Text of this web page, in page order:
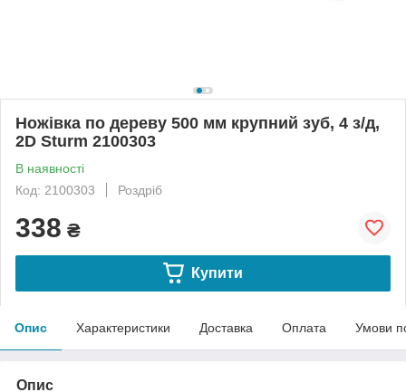
Ножівка по дереву 500 мм крупний зуб, 4 з/д,
2D Sturm 2100303
В наявності
Код: 2100303
Роздріб
338 ₴
Купити
Опис Характеристики Доставка Оплата Умови
Опис